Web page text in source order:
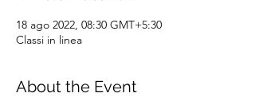
18 ago 2022, 08:30 GMT+5:30
Classi in linea
About the Event